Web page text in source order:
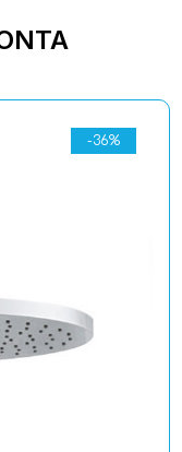
-36%